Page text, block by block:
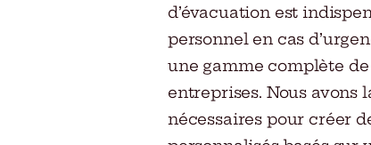
d’évacuation est
personnel en cas
une gamme complète
entreprises. Nous avons
nécessaires pour créer